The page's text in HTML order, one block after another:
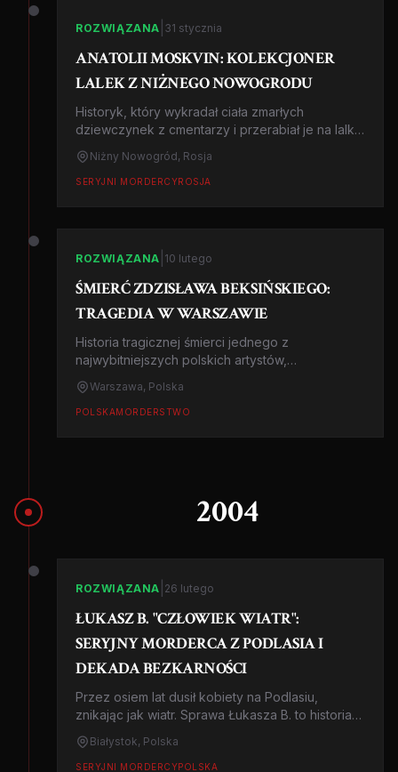
ROZWIĄZANA 31 stycznia
ANATOLII MOSKVIN: KOLEKCJONER
LALEK Z NIŻNEGO NOWOGRODU
Historyk, który wykradał ciała zmarłych
dziewczynek z cmentarzy i przerabiał je na lalki.
26 ofiar. Rosja, 2005-2011.
Niżny Nowogród, Rosja
SERYJNI MORDERCYROSJA
ROZWIĄZANA 10 lutego
ŚMIERĆ ZDZISŁAWA BEKSIŃSKIEGO:
TRAGEDIA W WARSZAWIE
Historia tragicznej śmierci jednego z
najwybitniejszych polskich artystów,
zamordowanego w swoim warszawskim
mieszkaniu w 2005 roku przez osobę z
najbliższego otoczenia.
Warszawa, Polska
POLSKAMORDERSTWO
2004
ROZWIĄZANA 26 lutego
ŁUKASZ B. "CZŁOWIEK WIATR":
SERYJNY MORDERCA Z PODLASIA I
DEKADA BEZKARNOŚCI
Przez osiem lat dusił kobiety na Podlasiu,
znikając jak wiatr. Sprawa Łukasza B. to historia
psychopatycznego mordercy i dramatycznych
zaniedbań śledczych, które kosztowały życie
kilkunastu kobiet.
Białystok, Polska
SERYJNI MORDERCYPOLSKA